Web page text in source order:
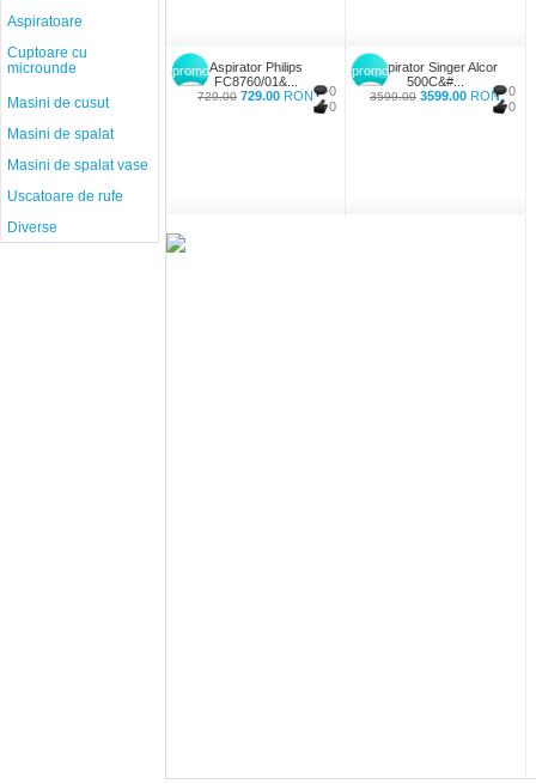
promo
0
0
Aspirator Philips
FC8760/01&...
729.00 729.00 RON
promo
0
0
Aspirator Singer Alcor
500C&#...
3599.00 3599.00 RON
Aspiratoare
Cuptoare cu
microunde
Masini de cusut
Masini de spalat
Masini de spalat vase
Uscatoare de rufe
Diverse